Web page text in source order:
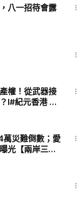
八一招待會露
權！從武器接
l#紀元香港 粵
萬災難倒數；愛
光【兩岸三